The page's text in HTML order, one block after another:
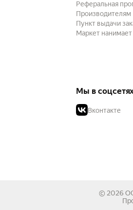
Реферальная
Производителям
Пункт выдачи
Маркет нанимает
Мы в
Вконтакте
© 2026